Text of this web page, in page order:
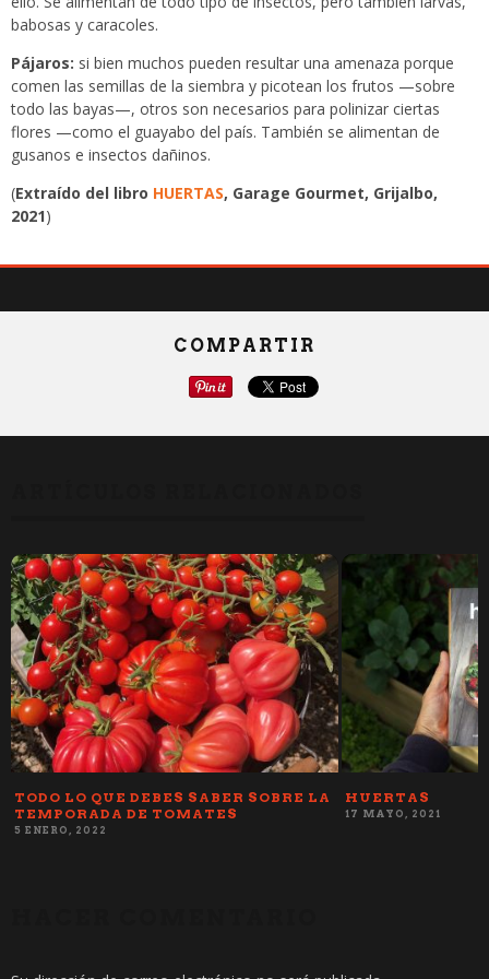
babosas y caracoles.
Pájaros: si bien muchos pueden resultar una amenaza porque
comen las semillas de la siembra y picotean los frutos —sobre
todo las bayas—, otros son necesarios para polinizar ciertas
flores —como el guayabo del país. También se alimentan de
gusanos e insectos dañinos.
(Extraído del libro HUERTAS, Garage Gourmet, Grijalbo,
2021)
COMPARTIR
TODO LO QUE DEBES SABER SOBRE LA
TEMPORADA DE TOMATES
5 ENERO, 2022
HUERTAS
17 MAYO, 2021